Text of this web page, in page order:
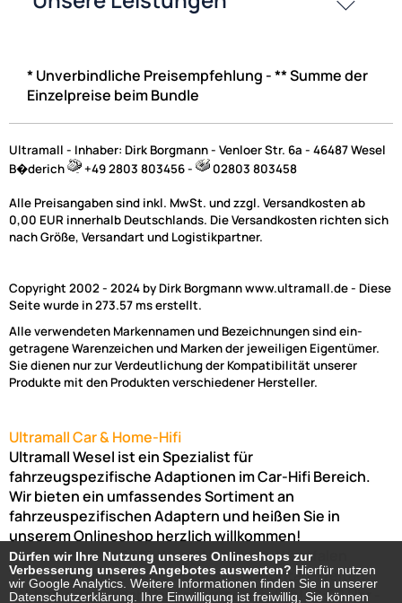
* Unverbindliche Preisempfehlung - ** Summe der
Einzelpreise beim Bundle
Ultramall - Inhaber: Dirk Borgmann - Venloer Str. 6a - 46487 Wesel
B�derich
+49 2803 803456 - 02803 803458
Alle Preisangaben sind inkl. MwSt. und zzgl. Versandkosten ab
0,00 EUR innerhalb Deutschlands. Die Versandkosten richten sich
nach Größe, Versandart und Logistikpartner.
Copyright 2002 - 2024 by Dirk Borgmann www.ultramall.de - Diese
Seite wurde in 273.57 ms erstellt.
Alle verwendeten Markennamen und Bezeichnungen sind ein-
getragene Warenzeichen und Marken der jeweiligen Eigentümer.
Sie dienen nur zur Verdeutlichung der Kompatibilität unserer
Produkte mit den Produkten verschiedener Hersteller.
Ultramall Car & Home-Hifi
Ultramall Wesel ist ein Spezialist für
fahrzeugspezifische Adaptionen im Car-Hifi Bereich.
Wir bieten ein umfassendes Sortiment an
fahrzeuspezifischen Adaptern und heißen Sie in
unserem Onlineshop herzlich willkommen!
Venloer Str. 6a46487 WeselNordrhein-Westfalen
Telefon:02803-803456Bürozeiten: Montag-Freitag:
(Abholung nur nach Vereinbarung möglich!)8:00 Uhr -
Dürfen wir Ihre Nutzung unseres Onlineshops zur
Verbesserung unseres Angebotes auswerten? Hierfür nutzen
wir Google Analytics. Weitere Informationen finden Sie in unserer
Datenschutzerklärung. Ihre Einwilligung ist freiwillig, Sie können
Dürfen wir Ihre Nutzung unseres Onlineshops zur
Verbesserung unseres Angebotes auswerten? Hierfür nutzen
wir Google Analytics. Weitere Informationen finden Sie in unserer
Datenschutzerklärung. Ihre Einwilligung ist freiwillig, Sie können